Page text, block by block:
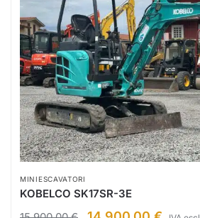
MINIESCAVATORI
KOBELCO SK17SR-3E